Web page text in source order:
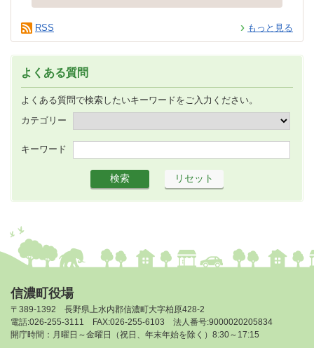
もっと見る
RSS
よくある質問
よくある質問で検索したいキーワードをご入力ください。
カテゴリー
キーワード
信濃町役場
〒389-1392 長野県上水内郡信濃町大字柏原428-2
電話:026-255-3111 FAX:026-255-6103 法人番号:9000020205834
開庁時間：月曜日～金曜日（祝日、年末年始を除く）8:30～17:15